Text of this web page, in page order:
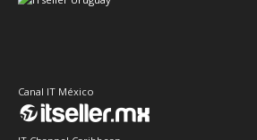
Canal IT México